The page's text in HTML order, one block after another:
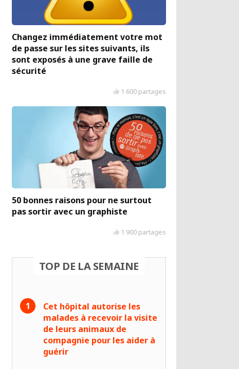
Changez immédiatement votre mot
de passe sur les sites suivants, ils
sont exposés à une grave faille de
sécurité
1 600 partages
50 bonnes raisons pour ne surtout
pas sortir avec un graphiste
1 900 partages
TOP DE LA SEMAINE
Cet hôpital autorise les
malades à recevoir la visite
de leurs animaux de
compagnie pour les aider à
guérir